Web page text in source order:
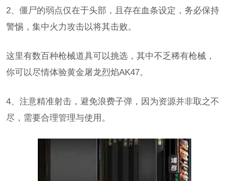
2、僵尸的弱点仅在于头部，且存在血条设定，务必保持
警惕，集中火力攻击以将其击败。
这里有数百种枪械道具可以挑选，其中不乏稀有枪械，
你可以尽情体验黄金屠龙烈焰AK47。
4、注意精准射击，避免浪费子弹，因为资源并非取之不
尽，需要合理管理与使用。